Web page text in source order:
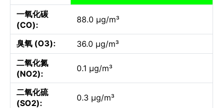
一氧化碳
(CO):
88.0 µg/m³
臭氧 (O3):
36.0 µg/m³
二氧化氮
(NO2):
0.1 µg/m³
二氧化硫
(SO2):
0.3 µg/m³